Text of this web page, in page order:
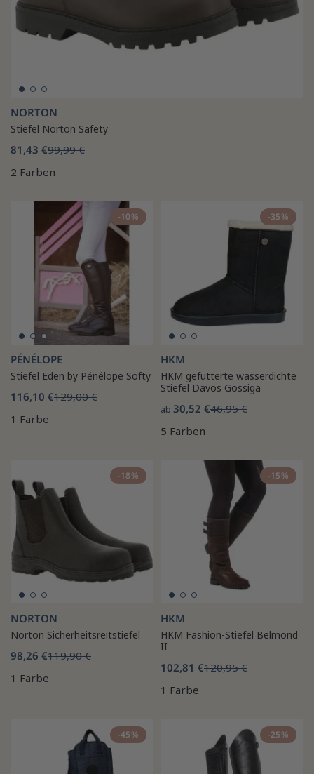
NORTON
Stiefel Norton Safety
81,43 €99,99 €
2 Farben
-10%
PÉNÉLOPE
Stiefel Eden by Pénélope Softy
116,10 €129,00 €
1 Farbe
-35%
HKM
HKM gefütterte wasserdichte
Stiefel Davos Gossiga
ab 30,52 €46,95 €
5 Farben
-18%
NORTON
Norton Sicherheitsreitstiefel
98,26 €119,90 €
1 Farbe
-15%
HKM
HKM Fashion-Stiefel Belmond
II
102,81 €120,95 €
1 Farbe
-45% -25%